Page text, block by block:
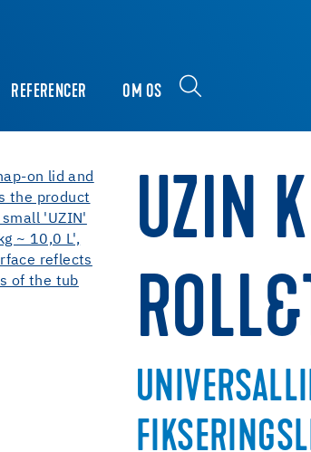
REFERENCER OM OS
UZIN